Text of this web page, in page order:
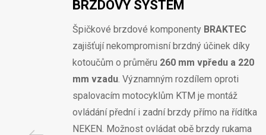
BRZDOVÝ SYSTÉM
Špičkové brzdové komponenty BRAKTEC
zajišťují nekompromisní brzdný účinek díky
kotoučům o průměru 260 mm vpředu a 220
mm vzadu . Významným rozdílem oproti
spalovacím motocyklům KTM je montáž
ovládání přední i zadní brzdy přímo na řídítka
NEKEN. Možnost ovládat obě brzdy rukama